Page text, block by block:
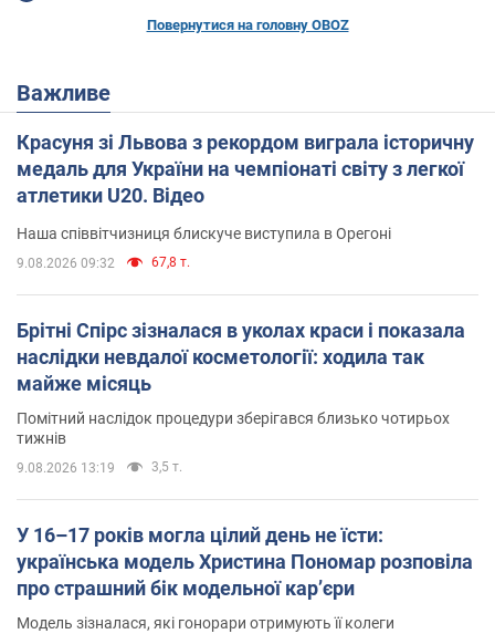
Повернутися на головну OBOZ
Важливе
Красуня зі Львова з рекордом виграла історичну
медаль для України на чемпіонаті світу з легкої
атлетики U20. Відео
Наша співвітчизниця блискуче виступила в Орегоні
9.08.2026 09:32 67,8 т.
Брітні Спірс зізналася в уколах краси і показала
наслідки невдалої косметології: ходила так
майже місяць
Помітний наслідок процедури зберігався близько чотирьох
тижнів
9.08.2026 13:19 3,5 т.
У 16–17 років могла цілий день не їсти:
українська модель Христина Пономар розповіла
про страшний бік модельної кар’єри
Модель зізналася, які гонорари отримують її колеги